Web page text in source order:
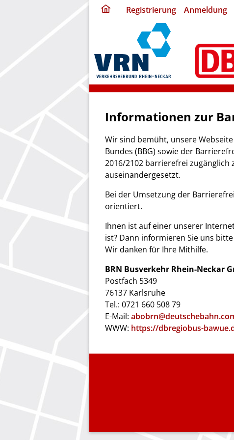
ding Registrierung Anmeldung
Informationen zur
Wir sind bemüht, unsere
Bundes (BBG) sowie der
2016/2102 barrierefrei zugänglich
auseinandergesetzt.
Bei der Umsetzung der
orientiert.
Ihnen ist auf einer unserer
ist? Dann informieren Sie uns
Wir danken für Ihre Mithilfe.
BRN Busverkehr Rhein-Neckar
Postfach 5349
76137 Karlsruhe
Tel.: 0721 660 508 79
E-Mail:
WWW: https://dbregiobus-